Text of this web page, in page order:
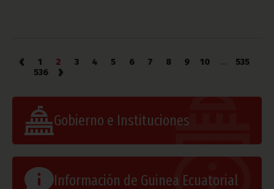
‹ 1 2 3 4 5 6 7 8 9 10
535
536
›
Gobierno e Instituciones
Información de Guinea Ecuatorial